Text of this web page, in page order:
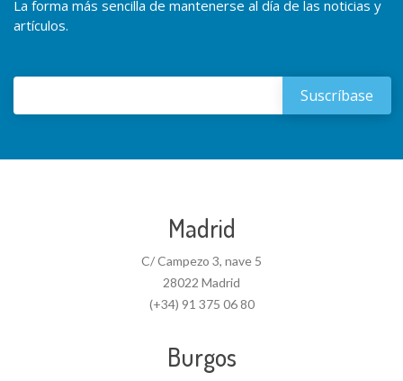
La forma más sencilla de mantenerse al día de las noticias y
artículos.
Madrid
C/ Campezo 3, nave 5
28022 Madrid
(+34) 91 375 06 80
Burgos